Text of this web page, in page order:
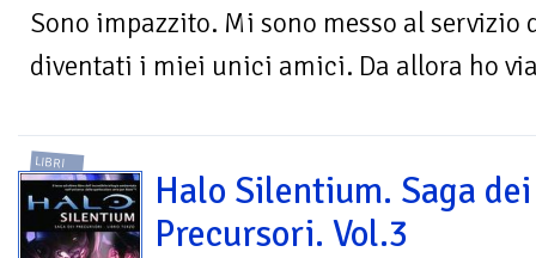
Sono impazzito. Mi sono messo al
diventati i miei unici amici. Da allora ho
LIBRI
Halo Silentium. Saga dei
Precursori. Vol.3